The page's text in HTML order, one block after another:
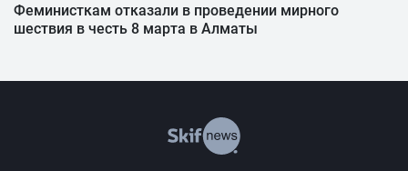
Феминисткам отказали в проведении мирного
шествия в честь 8 марта в Алматы